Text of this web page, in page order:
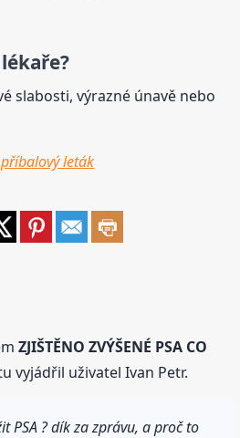
slabosti, výrazné únavě nebo
leták
ZJIŠTĚNO ZVÝŠENÉ PSA CO
vyjádřil uživatel Ivan Petr.
PSA ? dík za zprávu, a proč to